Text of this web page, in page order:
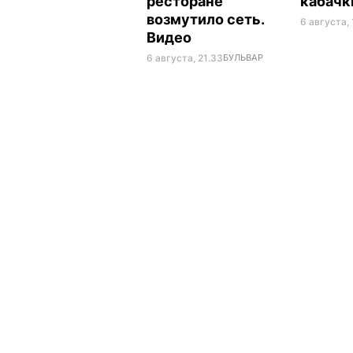
возмутило сеть.
Видео
6 августа, 21.33БУЛЬВАР
6 августа,